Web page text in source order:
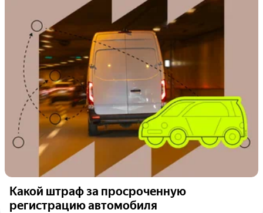
Какой штраф за просроченную
регистрацию автомобиля